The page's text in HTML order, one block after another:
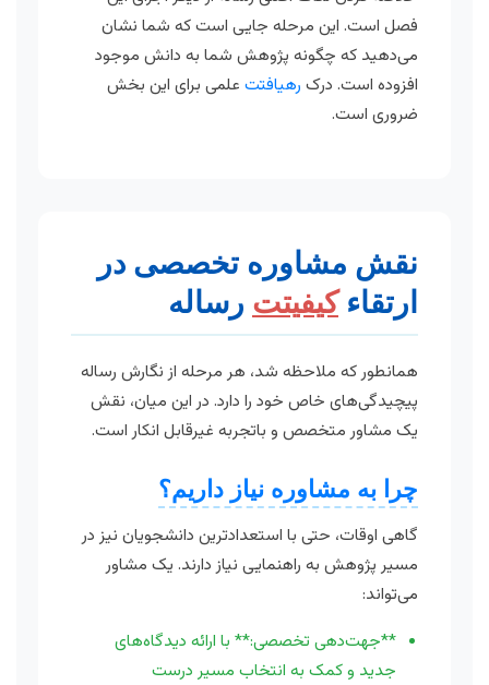
فصل است. این مرحله جایی است که شما نشان
می‌دهید که چگونه پژوهش شما به دانش موجود
افزوده است. درک رهیافتت علمی برای این بخش
ضروری است.
نقش مشاوره تخصصی در
ارتقاءکیفیتت رساله
همانطور که ملاحظه شد، هر مرحله از نگارش رساله
پیچیدگی‌های خاص خود را دارد. در این میان، نقش
یک مشاور متخصص و باتجربه غیرقابل انکار است.
چرا به مشاوره نیاز داریم؟
گاهی اوقات، حتی با استعدادترین دانشجویان نیز در
مسیر پژوهش به راهنمایی نیاز دارند. یک مشاور
می‌تواند:
**جهت‌دهی تخصصی:** با ارائه دیدگاه‌های
جدید و کمک به انتخاب مسیر درست